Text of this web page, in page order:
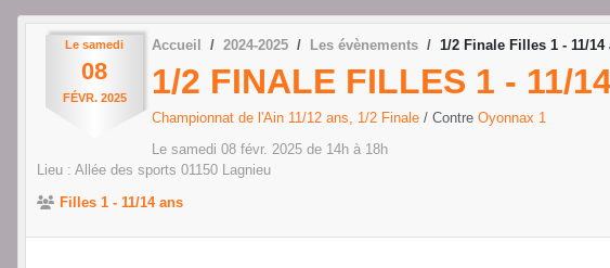
Le samedi
08
FÉVR. 2025
Accueil 2024-2025 Les évènements 1/2 Finale Filles 1 - 11/
1/2 FINALE FILLES 1 - 11/
Championnat de l'Ain 11/12 ans, 1/2 Finale / Contre Oyonnax 1
Le samedi 08 févr. 2025 de 14h à 18h
Lieu : Allée des sports 01150 Lagnieu
Filles 1 - 11/14 ans